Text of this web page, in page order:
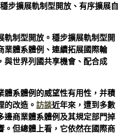
步擴展軌制型開放、有序擴展自
軌制型開放。穩步擴展軌制型開
業體系體例、連續拓展國際輪
與世界列國共享機會、配合成
體系體例的威望性有用性，并積
的改造。 訪談近年來，遭到多數
邊商業體系體例及其規定部門掉
。但總體上看，它依然在國際商